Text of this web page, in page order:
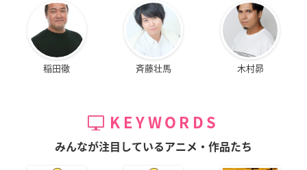
稲田徹 斉藤壮馬 木村昴
KEYWORDS
みんなが注目しているアニメ・作品たち